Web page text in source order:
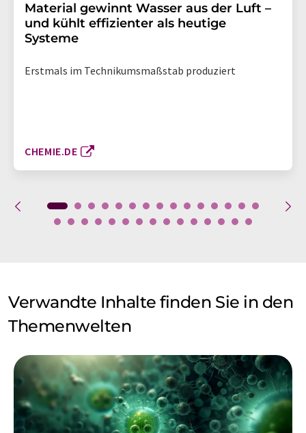
Material gewinnt Wasser aus der Luft –
und kühlt effizienter als heutige
Systeme
Erstmals im Technikumsmaßstab produziert
CHEMIE.DE
Verwandte Inhalte finden Sie in den
Themenwelten